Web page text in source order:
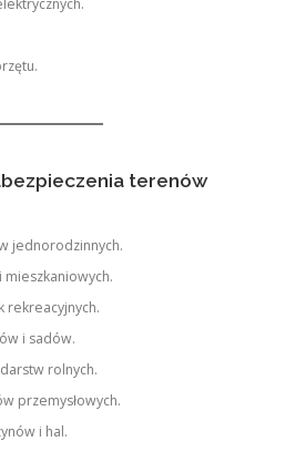
terenów
jednorodzinnych.
rekreacyjnych.
i sadów.
rolnych.
przemysłowych.
i hal.